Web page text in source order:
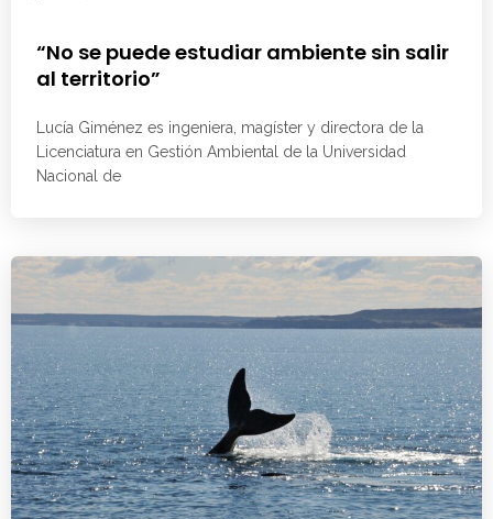
“No se puede estudiar ambiente sin salir
al territorio”
Lucía Giménez es ingeniera, magíster y directora de la
Licenciatura en Gestión Ambiental de la Universidad
Nacional de